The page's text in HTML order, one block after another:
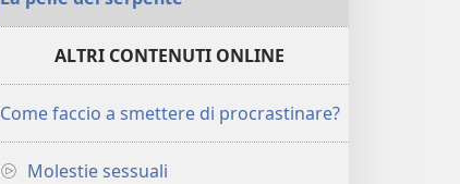
ALTRI CONTENUTI ONLINE
Come faccio a smettere di procrastinare?
Molestie sessuali